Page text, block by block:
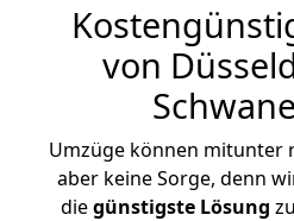
von
Umzüge können mitunter
aber keine Sorge, denn
diegünstigste Lösung